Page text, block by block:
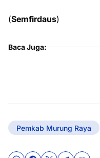
(Semfirdaus)
Baca Juga:
Pemkab Murung Raya